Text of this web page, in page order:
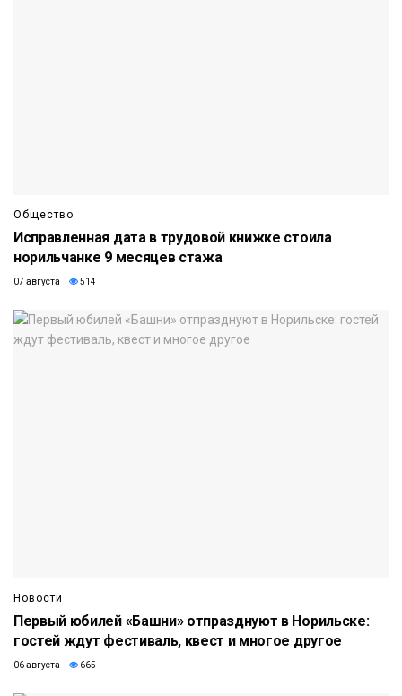
Общество
Исправленная дата в трудовой книжке стоила
норильчанке 9 месяцев стажа
07 августа 514
Новости
Первый юбилей «Башни» отпразднуют в Норильске:
гостей ждут фестиваль, квест и многое другое
06 августа 665